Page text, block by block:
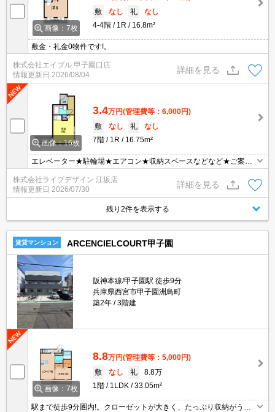
画像：7枚
敷
なし 礼
なし
4-4階
1R 16.8m²
敷金・礼金0物件です!。
株式会社エイブル 甲子園口店
情報更新日 2026/08/04
詳細を見る
画像：16枚
3.4万円(管理費等：6,000円)
敷
なし 礼
なし
7階
1R 16.75m²
エレベーター★駐輪場★エアコン★収納スペースなどなど★ご案内
は【現地】【最寄り駅】お待ち合わせＯＫ♪オンライン内見ＯＫ♪イ
ンターネット掲載物件まとめてご案内可能！初期費用はクレジット
分割払いＯＫ♪【ピタットハウス】
株式会社ライブデザイン 江坂店
情報更新日 2026/07/30
詳細を見る
残り2件を表示する
賃貸マンション ARCENCIELCOURT甲子園
阪神本線/甲子園駅 徒歩9分
兵庫県西宮市甲子園洲鳥町
築2年
3階建
画像：7枚
8.8万円(管理費等：5,000円)
敷
なし 礼
8.8万
1階
1LDK 33.05m²
駅まで徒歩9分圏内!。クローゼットが大きく、たっぷり収納がうれ